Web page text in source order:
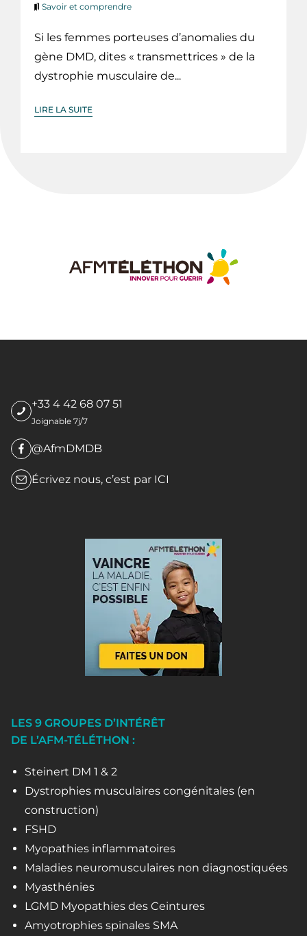
Savoir et comprendre
Si les femmes porteuses d’anomalies du
gène DMD, dites « transmettrices » de la
dystrophie musculaire de...
LIRE LA SUITE
+33 4 42 68 07 51
Joignable 7j/7
@AfmDMDB
Écrivez nous, c’est par ICI
LES 9 GROUPES D’INTÉRÊT
DE L’AFM-TÉLÉTHON :
Steinert DM 1 & 2
Dystrophies musculaires congénitales (en
construction)
FSHD
Myopathies inflammatoires
Maladies neuromusculaires non diagnostiquées
Myasthénies
LGMD Myopathies des Ceintures
Amyotrophies spinales SMA